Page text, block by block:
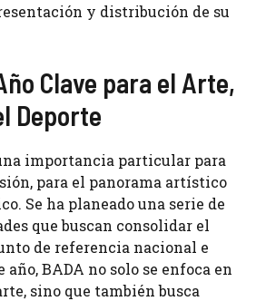
y distribución de su
Clave para el Arte,
Deporte
importancia particular para
para el panorama artístico
Se ha planeado una serie de
que buscan consolidar el
de referencia nacional e
BADA no solo se enfoca en
sino que también busca